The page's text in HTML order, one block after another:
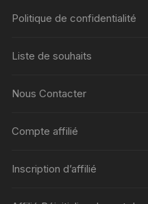
Politique de confidentialité
Liste de souhaits
Nous Contacter
Compte affilié
Inscription d’affilié